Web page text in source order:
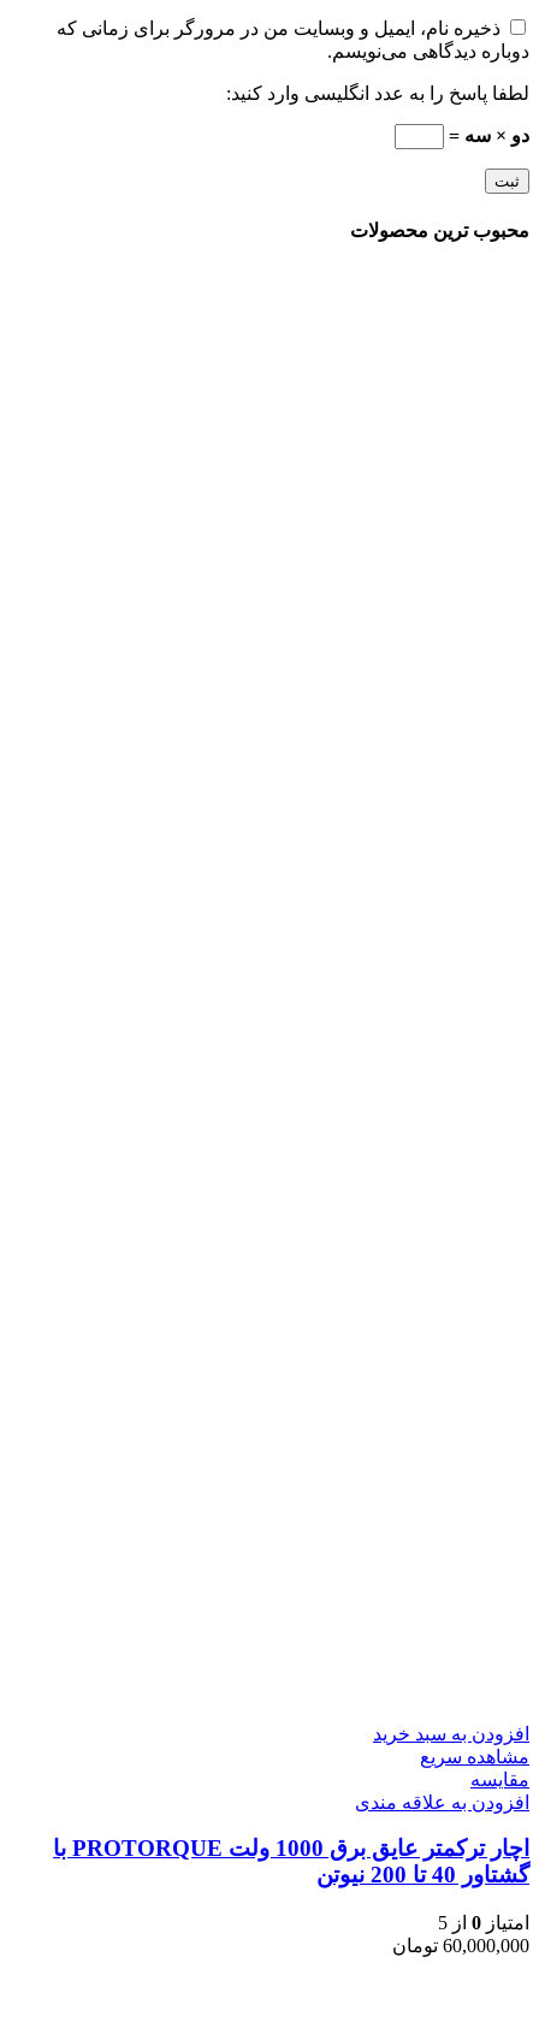
ذخیره نام، ایمیل و وبسایت من در مرورگر برای زمانی که
دوباره دیدگاهی می‌نویسم.
لطفا پاسخ را به عدد انگلیسی وارد کنید:
دو × سه =
محبوب ترین محصولات
افزودن به سبد خرید
مشاهده سریع
مقایسه
افزودن به علاقه مندی
اچار ترکمتر عایق برق 1000 ولت PROTORQUE با
گشتاور 40 تا 200 نیوتن
امتیاز 0 از 5
60,000,000 تومان